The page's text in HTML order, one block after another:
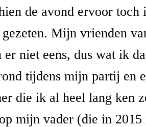
de avond ervoor toch
Mijn vrienden
er niet eens, dus wat ik
tijdens mijn partij en
die ik al heel lang ken
mijn vader (die in 2015